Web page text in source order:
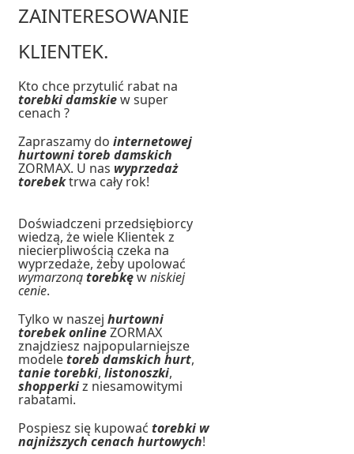
ZAINTERESOWANIE
KLIENTEK.
Kto chce przytulić rabat na
torebki damskiew super
cenach ?
Zapraszamy dointernetowej
hurtowni toreb damskich
ZORMAX. U nas wyprzedaż
torebektrwa cały rok!
Doświadczeni przedsiębiorcy
wiedzą, że wiele Klientek z
niecierpliwością czeka na
wyprzedaże, żeby upolować
wymarzonątorebkęwniskiej
cenie.
Tylko w naszejhurtowni
torebek onlineZORMAX
znajdziesz najpopularniejsze
modeletoreb damskich hurt,
tanie torebki,listonoszki,
shopperkiz niesamowitymi
rabatami.
Pospiesz się kupowaćtorebki w
najniższych cenach hurtowych!